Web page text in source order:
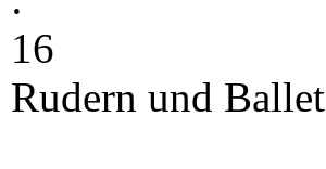
16
Rudern und Ballet